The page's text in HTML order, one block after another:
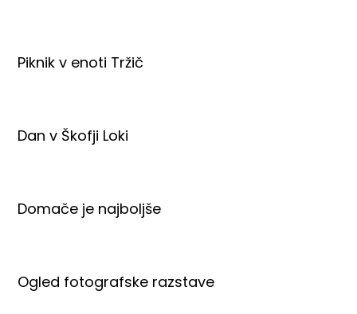
Piknik v enoti Tržič
Dan v Škofji Loki
Domače je najboljše
Ogled fotografske razstave